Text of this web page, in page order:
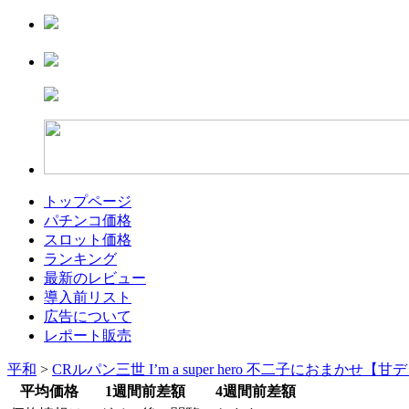
トップページ
パチンコ価格
スロット価格
ランキング
最新のレビュー
導入前リスト
広告について
レポート販売
平和 > CRルパン三世 I’m a super hero 不二子におまかせ【甘デ
平均価格
1週間前差額
4週間前差額